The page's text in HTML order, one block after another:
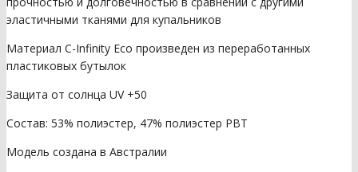
эластичными тканями для купальников
Материал C-Infinity Eco произведен из переработанных
пластиковых бутылок
Защита от солнца UV +50
Состав: 53% полиэстер, 47% полиэстер PBT
Модель создана в Австралии